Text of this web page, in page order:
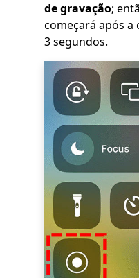
de gravação;
começará após a
3 segundos.